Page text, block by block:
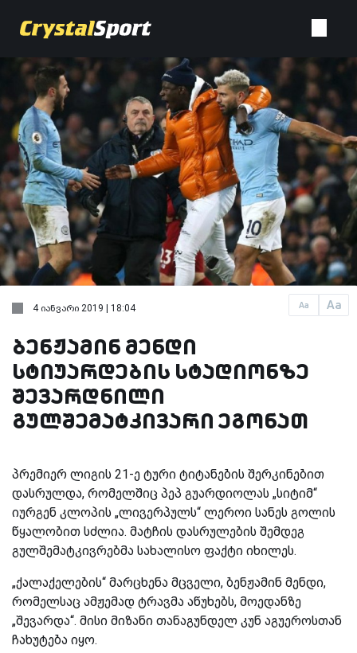
Aa Aa
4 იანვარი 2019 | 18:04
ბენჟამინ მენდი
სტიუარდების სტადიონზე
შევარდნილი
გულშემატკივარი ეგონათ
პრემიერ ლიგის 21-ე ტური ტიტანების შერკინებით
დასრულდა, რომელშიც პეპ გუარდიოლას „სიტიმ“
იურგენ კლოპის „ლივერპულს“ ლეროი სანეს გოლის
წყალობით სძლია. მატჩის დასრულების შემდეგ
გულშემატკივრებმა სახალისო ფაქტი იხილეს.
„ქალაქელების“ მარცხენა მცველი, ბენჟამინ მენდი,
რომელსაც ამჟემად ტრავმა აწუხებს, მოედანზე
„შევარდა“. მისი მიზანი თანაგუნდელ კუნ აგუეროსთან
ჩახუტება იყო.